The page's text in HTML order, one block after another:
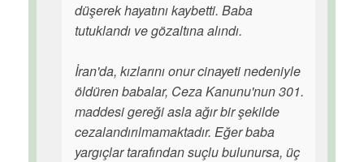
düşerek hayatını kaybetti. Baba
tutuklandı ve gözaltına alındı.
İran'da, kızlarını onur cinayeti nedeniyle
öldüren babalar, Ceza Kanunu'nun 301.
maddesi gereği asla ağır bir şekilde
cezalandırılmamaktadır. Eğer baba
yargıçlar tarafından suçlu bulunursa, üç